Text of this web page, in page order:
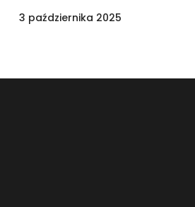
3 października 2025